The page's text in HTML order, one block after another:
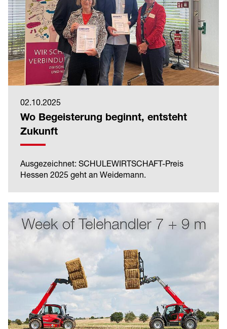
02.10.2025
Wo Begeisterung beginnt, entsteht
Zukunft
Ausgezeichnet: SCHULEWIRTSCHAFT-Preis
Hessen 2025 geht an Weidemann.